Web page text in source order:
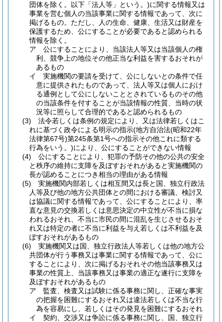
団体を除く。以下「法人等」という。)に関する情報又は
事業を営む個人の当該事業に関する情報であって、次に
掲げるもの。 ただし、人の生命、健康、生活又は財産を
保護するため、公にすることが必要であると認められる
情報を除く。
ア
公にすることにより、当該法人等又は当該個人の権
利、競争上の地位その他正当な利益を害するおそれが
あるもの
イ
実施機関の要請を受けて、公にしないとの条件で任
意に提供されたものであって、法人等又は個人におけ
る通例として公にしないこととされているものその他
の当該条件を付することが当該情報の性質、当時の状
況等に照らして合理的であると認められるもの
(3)
法令若しくは条例の規定により、又は法律若しくはこ
れに基づく政令による明示の指示(地方自治法(昭和22年
法律第67号)第245条第1号への指示その他これに類する
行為をいう。)により、公にすることができない情報
(4)
公にすることにより、犯罪の予防その他の公共の安全
と秩序の維持に支障を及ぼすおそれがあると実施機関の
長が認めることにつき相当の理由がある情報
(5)
実施機関内部若しくは相互間又は長と国、独立行政法
人等及び他の地方公共団体との間における審議、検討又
は協議に関する情報であって、公にすることにより、率
直な意見の交換若しくは意思決定の中立性が不当に損な
われるおそれ、不当に市民の間に混乱を生じさせるおそ
れ又は特定の者に不当に利益を与え若しくは不利益を及
ぼすおそれがあるもの
(6)
実施機関又は国、独立行政法人等若しくは他の地方公
共団体が行う事務又は事業に関する情報であって、公に
することにより、次に掲げるおそれその他当該事務又は
事業の性質上、当該事務又は事業の適正な遂行に支障を
及ぼすおそれがあるもの
ア
監査、検査又は試験に係る事務に関し、正確な事実
の把握を困難にするおそれ又は違法若しくは不当な行
為を容易にし、若しくはその発見を困難にするおそれ
イ
契約、交渉又は争訟に係る事務に関し、国、独立行